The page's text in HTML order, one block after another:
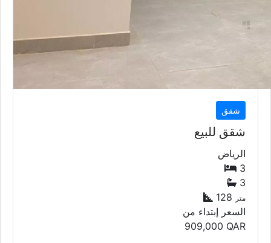
شقق
شقق للبيع
الرياض
3
3
128
متر
السعر إبتداء من
909,000 QAR